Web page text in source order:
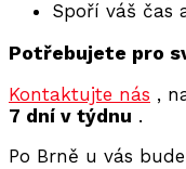
Spoří váš čas
Potřebujete pro
Kontaktujte nás ,
7 dní v týdnu .
Po Brně u vás